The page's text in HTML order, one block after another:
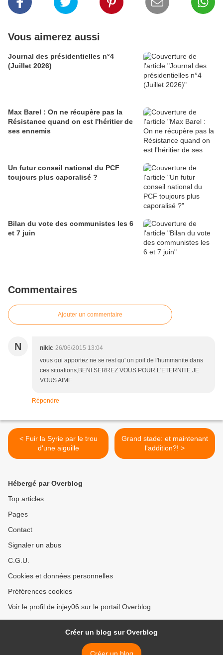
Vous aimerez aussi
Journal des présidentielles n°4
(Juillet 2026)
Max Barel : On ne récupère pas la
Résistance quand on est l'héritier de
ses ennemis
Un futur conseil national du PCF
toujours plus caporalisé ?
Bilan du vote des communistes les 6
et 7 juin
Commentaires
Ajouter un commentaire
N nikic 26/06/2015 13:04
vous qui apportez ne se rest qu' un poil de l'hummanite dans
ces situations,BENI SERREZ VOUS POUR L'ETERNITE.JE
VOUS AIME.
Répondre
< Fuir la Syrie par le trou
d'une aiguille
Grand stade: et maintenant
l'addition?! >
Hébergé par Overblog
Top articles
Pages
Contact
Signaler un abus
C.G.U.
Cookies et données personnelles
Préférences cookies
Voir le profil de injey06 sur le portail Overblog
Créer un blog sur Overblog